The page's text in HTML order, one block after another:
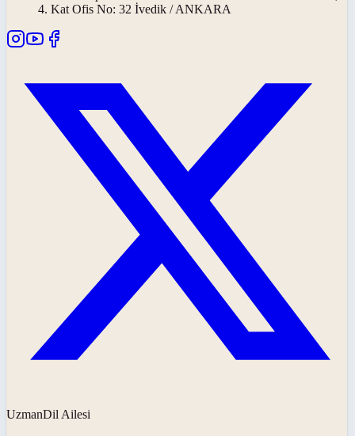
4. Kat Ofis No: 32 İvedik / ANKARA
UzmanDil Ailesi